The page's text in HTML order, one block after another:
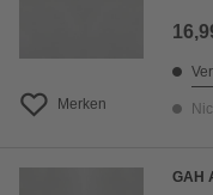
Merken
GAH